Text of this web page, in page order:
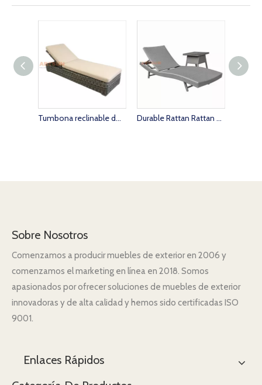
Tumbona reclinable de ratán sintético para Hotel Villa con muebles Cushion-Customized Durable Rattan Rattan Outdoor Titor con mesa auxiliar opcional combinada
Sobre Nosotros
Comenzamos a producir muebles de exterior en 2006 y
comenzamos el marketing en línea en 2018. Somos
apasionados por ofrecer soluciones de muebles de exterior
innovadoras y de alta calidad y hemos sido certificadas ISO
9001.
Enlaces Rápidos